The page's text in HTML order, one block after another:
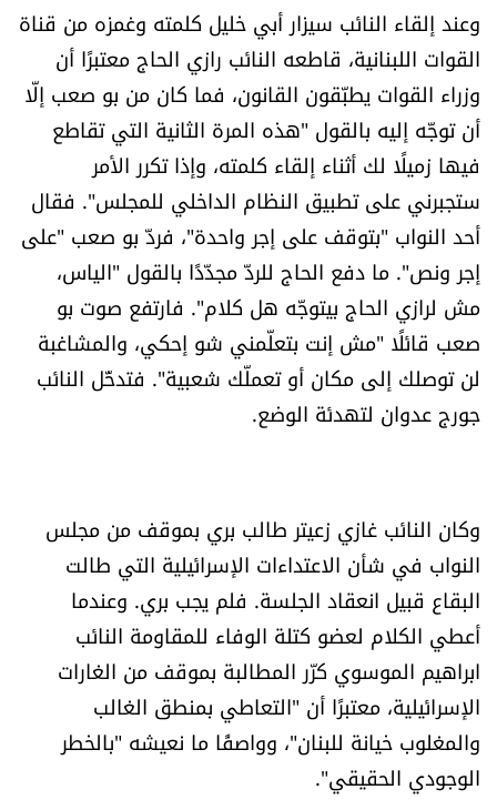
وعند إلقاء النائب سيزار أبي خليل كلمته وغمزه من قناة
القوات اللبنانية، قاطعه النائب رازي الحاج معتبرًا أن
وزراء القوات يطبّقون القانون، فما كان من بو صعب إلّا
أن توجّه إليه بالقول "هذه المرة الثانية التي تقاطع
فيها زميلًا لك أثناء إلقاء كلمته، وإذا تكرر الأمر
ستجبرني على تطبيق النظام الداخلي للمجلس". فقال
أحد النواب "بتوقف على إجر واحدة"، فردّ بو صعب "على
إجر ونص". ما دفع الحاج للردّ مجدّدًا بالقول "الياس،
مش لرازي الحاج بيتوجّه هل كلام". فارتفع صوت بو
صعب قائلًا "مش إنت بتعلّمني شو إحكي، والمشاغبة
لن توصلك إلى مكان أو تعملّك شعبية". فتدخّل النائب
جورج عدوان لتهدئة الوضع.
وكان النائب غازي زعيتر طالب بري بموقف من مجلس
النواب في شأن الاعتداءات الإسرائيلية التي طالت
البقاع قبيل انعقاد الجلسة. فلم يجب بري. وعندما
أعطي الكلام لعضو كتلة الوفاء للمقاومة النائب
ابراهيم الموسوي كرّر المطالبة بموقف من الغارات
الإسرائيلية، معتبرًا أن "التعاطي بمنطق الغالب
والمغلوب خيانة للبنان"، وواصفًا ما نعيشه "بالخطر
الوجودي الحقيقي".